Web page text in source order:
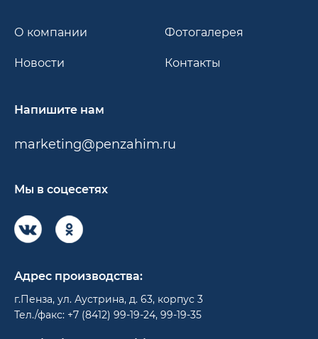
О компании
Новости
Фотогалерея
Контакты
Напишите нам
marketing@penzahim.ru
Мы в соцесетях
Адрес производства:
г.Пенза, ул. Аустрина, д. 63, корпус 3
Тел./факс: +7 (8412) 99-19-24, 99-19-35